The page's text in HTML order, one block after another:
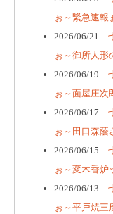
ぉ～緊急速報
2026/06/21
ぉ～御所人形
2026/06/19
ぉ～面屋庄次
2026/06/17
ぉ～田口森蔭
2026/06/15
ぉ～変木香炉
2026/06/13
ぉ～平戸焼三